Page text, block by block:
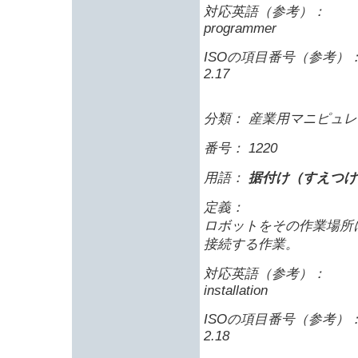
対応英語（参考）：
programmer
ISOの項目番号（参考）
2.17
分類： 産業用マニピュ
番号： 1220
用語： 据付け（すえつ
定義：
ロボットをその作業場
接続する作業。
対応英語（参考）：
installation
ISOの項目番号（参考）
2.18